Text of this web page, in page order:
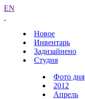
EN
Новое
Инвентарь
Задизайнено
Студия
Фото дня
2012
Апрель